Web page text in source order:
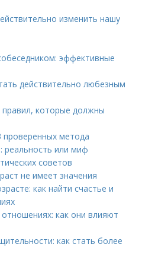
изменить нашу
эффективные
действительно любезным
которые должны
метода
реальность или миф
советов
не имеет значения
как найти счастье и
как они влияют
как стать более